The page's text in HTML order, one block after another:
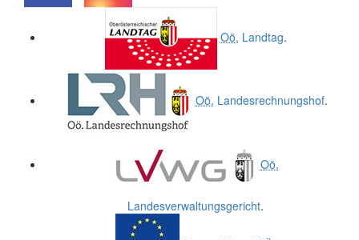
Oö. Landtag.
Oö. Landesrechnungshof.
Oö.
Landesverwaltungsgericht.